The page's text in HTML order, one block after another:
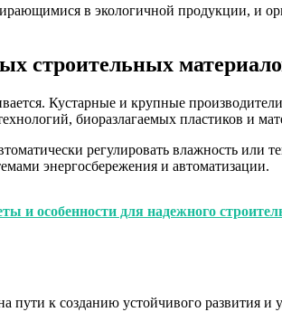
в экологичной продукции, и
строительных
Кустарные и крупные
биоразлагаемых пластиков и
регулировать влажность или
энергосбережения и автоматизации.
и особенности для надежного
к созданию устойчивого развития